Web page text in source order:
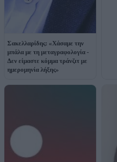
Σακελλαρίδης: «Χάσαμε την
μπάλα με τη μεταγραφολογία -
Δεν είμαστε κόμμα τράνζιτ με
ημερομηνία λήξης»